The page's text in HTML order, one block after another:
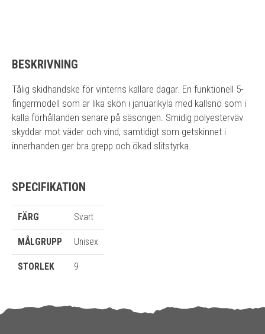
BESKRIVNING
Tålig skidhandske för vinterns kallare dagar. En funktionell 5-
fingermodell som är lika skön i januarikyla med kallsnö som i
kalla förhållanden senare på säsongen. Smidig polyesterväv
skyddar mot väder och vind, samtidigt som getskinnet i
innerhanden ger bra grepp och ökad slitstyrka.
SPECIFIKATION
FÄRG Svart
MÅLGRUPP Unisex
STORLEK 9